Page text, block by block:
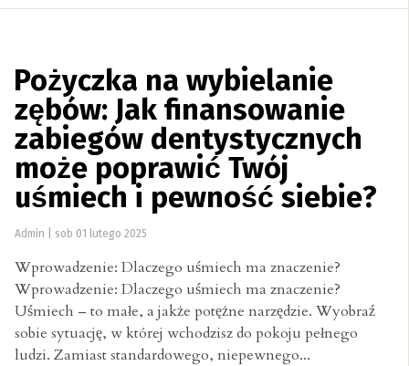
Pożyczka na wybielanie
zębów: Jak finansowanie
zabiegów dentystycznych
może poprawić Twój
uśmiech i pewność siebie?
Admin sob 01 lutego 2025
Wprowadzenie: Dlaczego uśmiech ma znaczenie?
Wprowadzenie: Dlaczego uśmiech ma znaczenie?
Uśmiech – to małe, a jakże potężne narzędzie. Wyobraź
sobie sytuację, w której wchodzisz do pokoju pełnego
ludzi. Zamiast standardowego, niepewnego...